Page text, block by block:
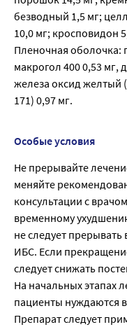
безводный 1,5 мг;
10,0 мг; кросповидон
Пленочная оболочка:
макрогол 400 0,53 мг,
железа оксид желтый
171) 0,97 мг.
Особые условия
Не прерывайте
меняйте
консультации с
временному
не следует
ИБС. Если
следует снижать
На начальных этапах
пациенты нуждаются
Препарат следует